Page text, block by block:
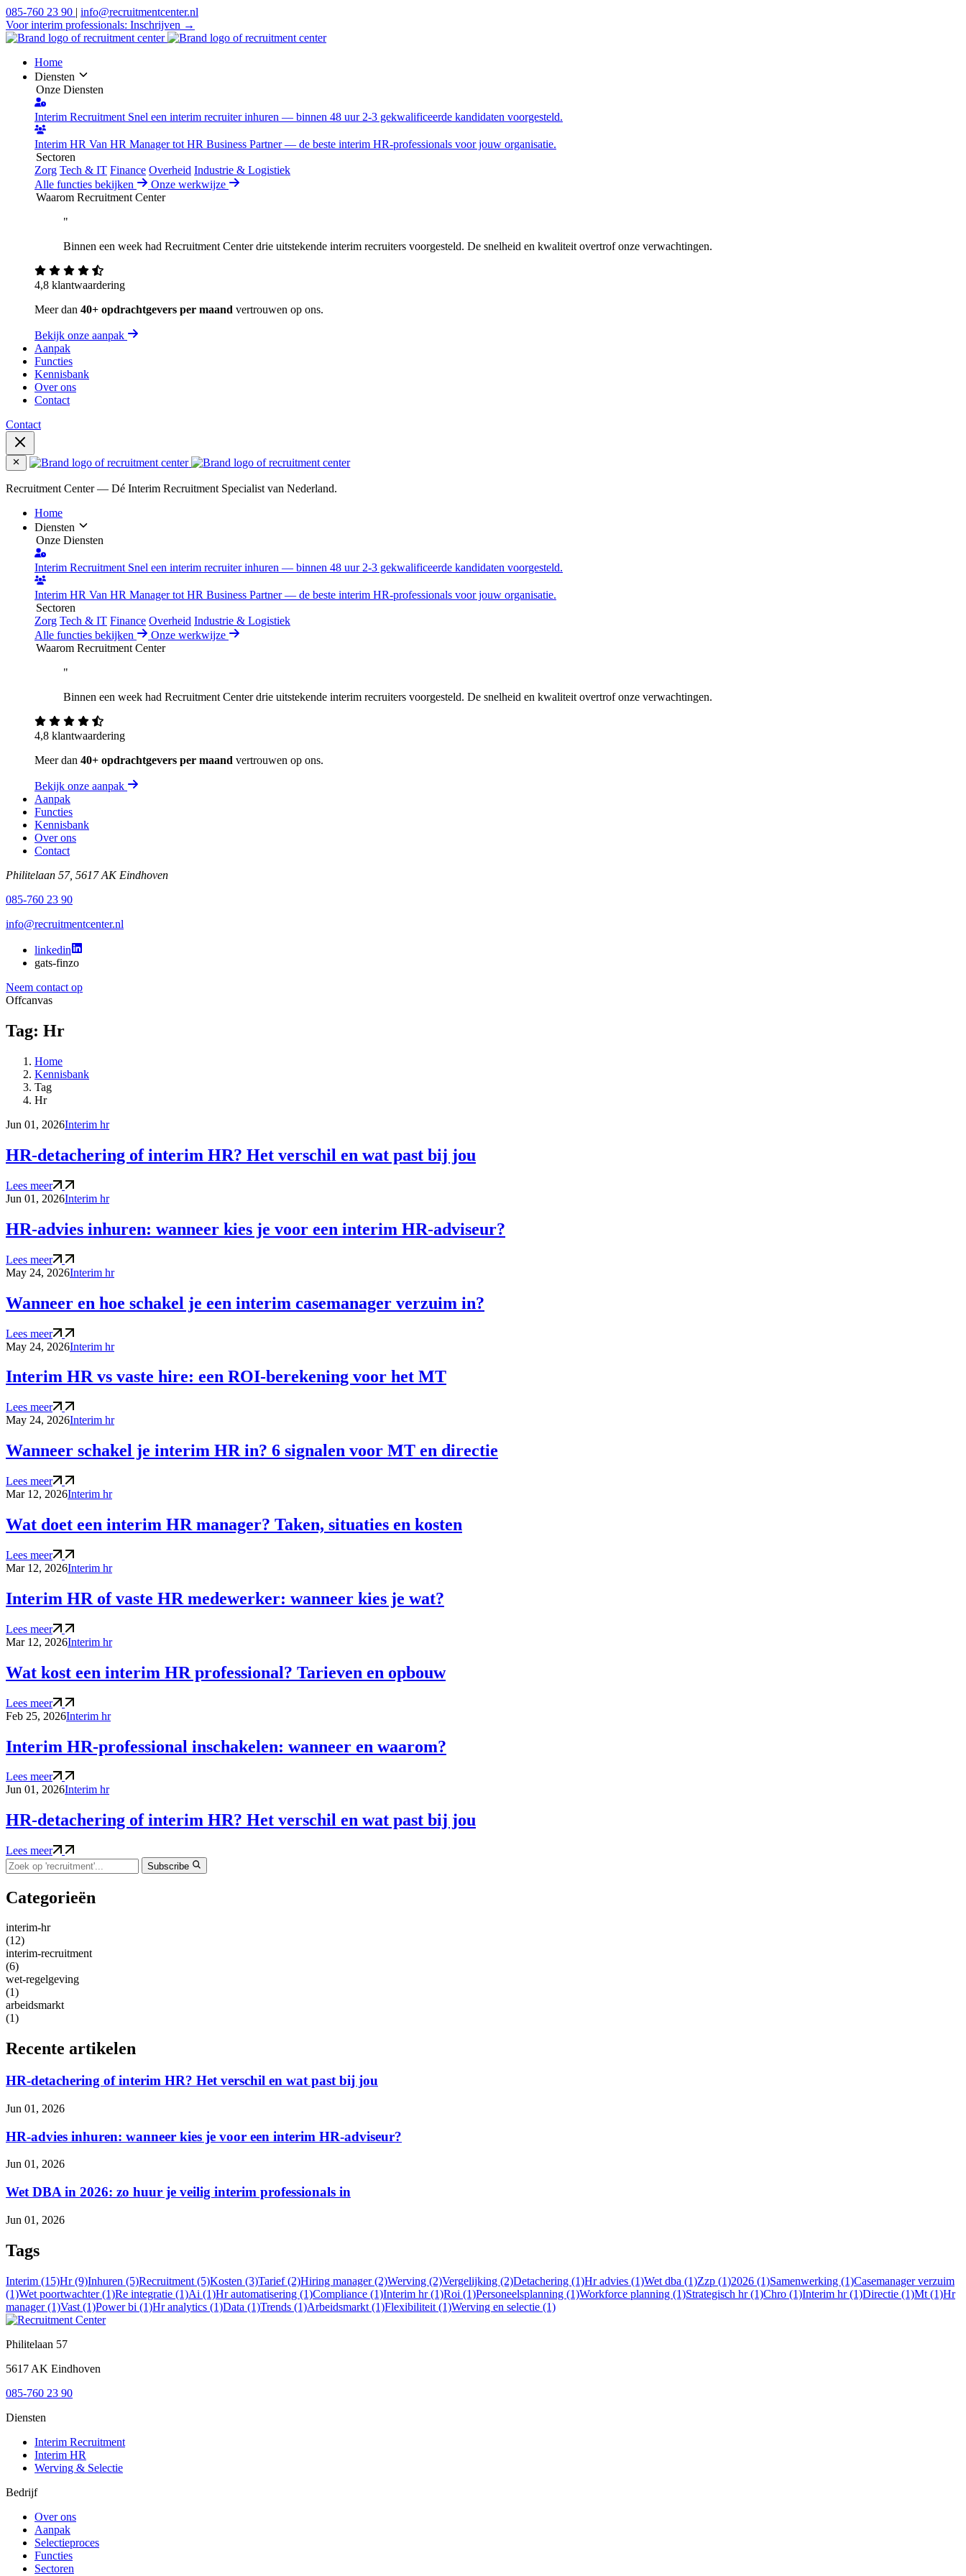
085-760 23 90 | info@recruitmentcenter.nl
Voor interim professionals: Inschrijven →
Home
Diensten
Onze Diensten
Interim Recruitment Snel een interim recruiter inhuren — binnen 48 uur 2-3 gekwalificeerde kandidaten voorgesteld.
Interim HR Van HR Manager tot HR Business Partner — de beste interim HR-professionals voor jouw organisatie.
Sectoren
Zorg Tech & IT Finance Overheid Industrie & Logistiek
Alle functies bekijken
Onze werkwijze
Waarom Recruitment Center
"
Binnen een week had Recruitment Center drie uitstekende interim recruiters voorgesteld. De snelheid en kwaliteit overtrof onze verwachtingen.
4,8 klantwaardering
Meer dan 40+ opdrachtgevers per maand vertrouwen op ons.
Bekijk onze aanpak
Aanpak
Functies
Kennisbank
Over ons
Contact
Contact
Recruitment Center — Dé Interim Recruitment Specialist van Nederland.
Home
Diensten
Onze Diensten
Interim Recruitment Snel een interim recruiter inhuren — binnen 48 uur 2-3 gekwalificeerde kandidaten voorgesteld.
Interim HR Van HR Manager tot HR Business Partner — de beste interim HR-professionals voor jouw organisatie.
Sectoren
Zorg Tech & IT Finance Overheid Industrie & Logistiek
Alle functies bekijken
Onze werkwijze
Waarom Recruitment Center
"
Binnen een week had Recruitment Center drie uitstekende interim recruiters voorgesteld. De snelheid en kwaliteit overtrof onze verwachtingen.
4,8 klantwaardering
Meer dan 40+ opdrachtgevers per maand vertrouwen op ons.
Bekijk onze aanpak
Aanpak
Functies
Kennisbank
Over ons
Contact
Philitelaan 57, 5617 AK Eindhoven
085-760 23 90
info@recruitmentcenter.nl
linkedin
gats-finzo
Neem contact op
Offcanvas
Tag: Hr
Home
Kennisbank
Tag
Hr
Jun 01, 2026Interim hr
HR-detachering of interim HR? Het verschil en wat past bij jou
Lees meer
Jun 01, 2026Interim hr
HR-advies inhuren: wanneer kies je voor een interim HR-adviseur?
Lees meer
May 24, 2026Interim hr
Wanneer en hoe schakel je een interim casemanager verzuim in?
Lees meer
May 24, 2026Interim hr
Interim HR vs vaste hire: een ROI-berekening voor het MT
Lees meer
May 24, 2026Interim hr
Wanneer schakel je interim HR in? 6 signalen voor MT en directie
Lees meer
Mar 12, 2026Interim hr
Wat doet een interim HR manager? Taken, situaties en kosten
Lees meer
Mar 12, 2026Interim hr
Interim HR of vaste HR medewerker: wanneer kies je wat?
Lees meer
Mar 12, 2026Interim hr
Wat kost een interim HR professional? Tarieven en opbouw
Lees meer
Feb 25, 2026Interim hr
Interim HR-professional inschakelen: wanneer en waarom?
Lees meer
Jun 01, 2026Interim hr
HR-detachering of interim HR? Het verschil en wat past bij jou
Lees meer
Subscribe
Categorieën
interim-hr
(12)
interim-recruitment
(6)
wet-regelgeving
(1)
arbeidsmarkt
(1)
Recente artikelen
HR-detachering of interim HR? Het verschil en wat past bij jou
Jun 01, 2026
HR-advies inhuren: wanneer kies je voor een interim HR-adviseur?
Jun 01, 2026
Wet DBA in 2026: zo huur je veilig interim professionals in
Jun 01, 2026
Tags
Interim (15)Hr (9)Inhuren (5)Recruitment (5)Kosten (3)Tarief (2)Hiring manager (2)Werving (2)Vergelijking (2)Detachering (1)Hr advies (1)Wet dba (1)Zzp (1)2026 (1)Samenwerking (1)Casemanager verzuim
(1)Wet poortwachter (1)Re integratie (1)Ai (1)Hr automatisering (1)Compliance (1)Interim hr (1)Roi (1)Personeelsplanning (1)Workforce planning (1)Strategisch hr (1)Chro (1)Interim hr (1)Directie (1)Mt (1)Hr
manager (1)Vast (1)Power bi (1)Hr analytics (1)Data (1)Trends (1)Arbeidsmarkt (1)Flexibiliteit (1)Werving en selectie (1)
Philitelaan 57
5617 AK Eindhoven
085-760 23 90
Diensten
Interim Recruitment
Interim HR
Werving & Selectie
Bedrijf
Over ons
Aanpak
Selectieproces
Functies
Sectoren